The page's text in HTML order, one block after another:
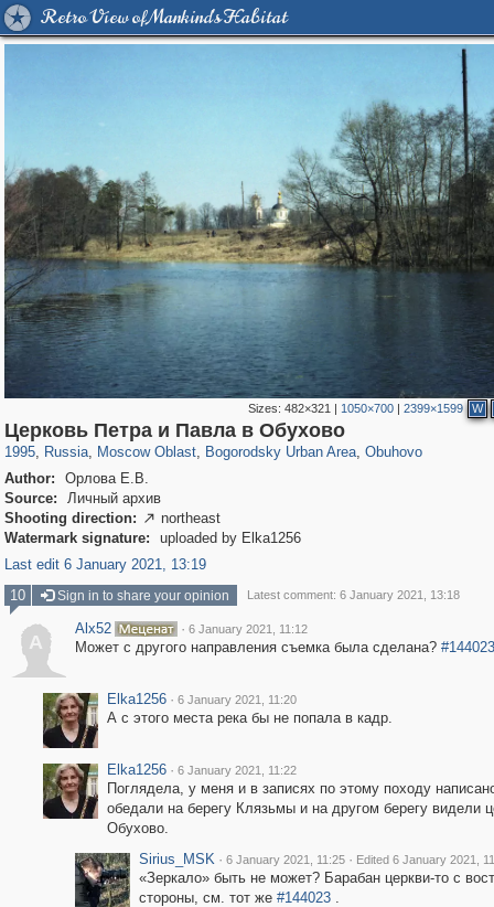
Retro View of Mankind's Habitat
Sizes: 482×321 | 1050×700| 2399×1599 W
Церковь Петра и Павла в Обухово
1995, Russia
1,405,939 29,243
, Moscow Oblast
96,182 1,691
, Bogorodsky Urban Area
1,629 16
, Obuhovo
Author:
Орлова Е.В.
Source:
Личный архив
Shooting direction:  northeast
Watermark signature:
uploaded by Elka1256
Last edit 6 January 2021, 13:19
10
Sign in to share your opinion Latest comment: 6 January 2021, 13:18
A
Alx52 · 6 January 2021, 11:12
Может с другого направления съемка была сделана? #144023
Elka1256 · 6 January 2021, 11:20
А с этого места река бы не попала в кадр.
Elka1256 · 6 January 2021, 11:22
Поглядела, у меня и в записях по этому походу
обедали на берегу Клязьмы и на другом берегу видели
Обухово.
Sirius_MSK · 6 January 2021, 11:25 · Edited 6 January 2021,
«Зеркало» быть не может? Барабан церкви-то с
стороны, см. тот же #144023.